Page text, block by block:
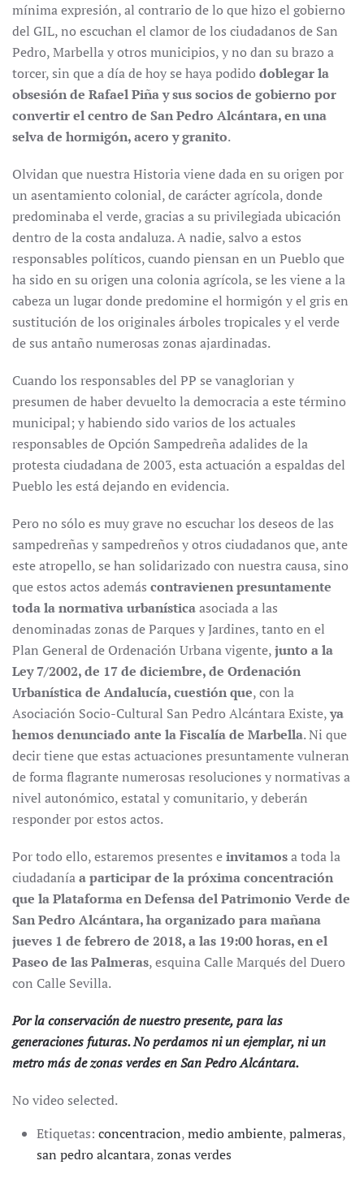
mínima expresión, al contrario de lo que hizo el gobierno
del GIL, no escuchan el clamor de los ciudadanos de San
Pedro, Marbella y otros municipios, y no dan su brazo a
torcer, sin que a día de hoy se haya podido doblegar la
obsesión de Rafael Piña y sus socios de gobierno por
convertir el centro de San Pedro Alcántara, en una
selva de hormigón, acero y granito.
Olvidan que nuestra Historia viene dada en su origen por
un asentamiento colonial, de carácter agrícola, donde
predominaba el verde, gracias a su privilegiada ubicación
dentro de la costa andaluza. A nadie, salvo a estos
responsables políticos, cuando piensan en un Pueblo que
ha sido en su origen una colonia agrícola, se les viene a la
cabeza un lugar donde predomine el hormigón y el gris en
sustitución de los originales árboles tropicales y el verde
de sus antaño numerosas zonas ajardinadas.
Cuando los responsables del PP se vanaglorian y
presumen de haber devuelto la democracia a este término
municipal; y habiendo sido varios de los actuales
responsables de Opción Sampedreña adalides de la
protesta ciudadana de 2003, esta actuación a espaldas del
Pueblo les está dejando en evidencia.
Pero no sólo es muy grave no escuchar los deseos de las
sampedreñas y sampedreños y otros ciudadanos que, ante
este atropello, se han solidarizado con nuestra causa, sino
que estos actos además contravienen presuntamente
toda la normativa urbanísticaasociada a las
denominadas zonas de Parques y Jardines, tanto en el
Plan General de Ordenación Urbana vigente,junto a la
Ley 7/2002, de 17 de diciembre, de Ordenación
Urbanística de Andalucía, cuestión que, con la
Asociación Socio-Cultural San Pedro Alcántara Existe,ya
hemos denunciado ante la Fiscalía de Marbella. Ni que
decir tiene que estas actuaciones presuntamente vulneran
de forma flagrante numerosas resoluciones y normativas a
nivel autonómico, estatal y comunitario, y deberán
responder por estos actos.
Por todo ello, estaremos presentes einvitamosa toda la
ciudadaníaa participar de la próxima concentración
que la Plataforma en Defensa del Patrimonio Verde de
San Pedro Alcántara, ha organizado para mañana
jueves 1 de febrero de 2018, a las 19:00 horas, en el
Paseo de las Palmeras, esquina Calle Marqués del Duero
con Calle Sevilla.
Por la conservación de nuestro presente, para las
generaciones futuras. No perdamos ni un ejemplar, ni un
metro más de zonas verdes en San Pedro Alcántara.
No video selected.
Etiquetas: concentracion,medio ambiente,palmeras,
san pedro alcantara,zonas verdes